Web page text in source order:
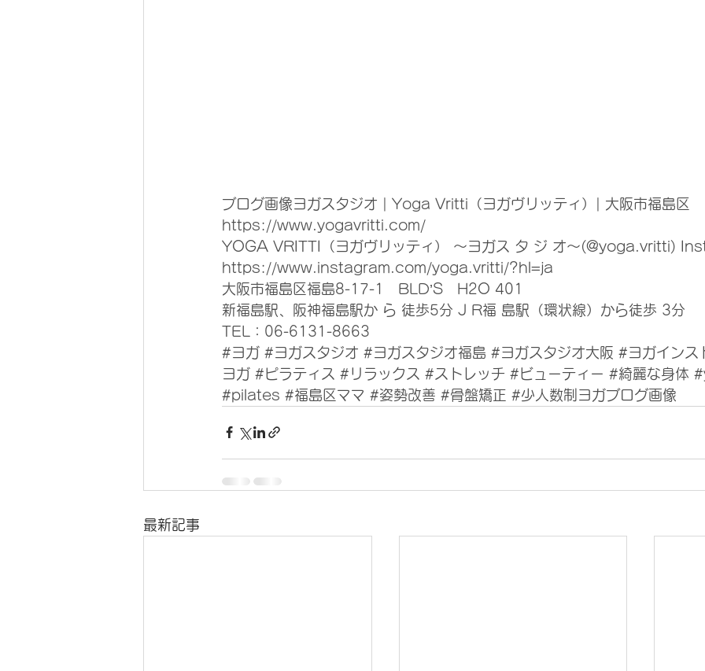
ブログ画像ヨガスタジオ | Yoga Vritti（ヨガヴリッティ）| 大阪市福島区
https://www.yogavritti.com/
YOGA VRITTI（ヨガヴリッティ） ～ヨガス タ ジ オ～(@yoga.vritti)
https://www.instagram.com/yoga.vritti/?hl=ja
大阪市福島区福島8-17-1　BLD’S　H2O 401
新福島駅、阪神福島駅か ら 徒歩5分 J R福 島駅（環状線）から徒歩 3分
TEL：06-6131-8663
#ヨガ #ヨガスタジオ #ヨガスタジオ福島 #ヨガスタジオ大阪 #ヨガインス
ヨガ #ピラティス #リラックス #ストレッチ #ビューティー #綺麗な身体
#pilates #福島区ママ #姿勢改善 #骨盤矯正 #少人数制ヨガブログ画像
最新記事